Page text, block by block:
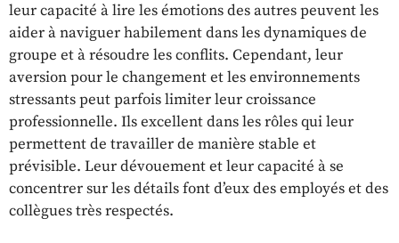
leur capacité à lire les émotions des autres peuvent les
aider à naviguer habilement dans les dynamiques de
groupe et à résoudre les conflits. Cependant, leur
aversion pour le changement et les environnements
stressants peut parfois limiter leur croissance
professionnelle. Ils excellent dans les rôles qui leur
permettent de travailler de manière stable et
prévisible. Leur dévouement et leur capacité à se
concentrer sur les détails font d’eux des employés et des
collègues très respectés.